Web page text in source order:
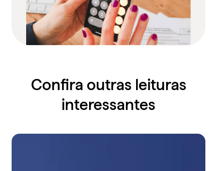
Confira outras leituras
interessantes